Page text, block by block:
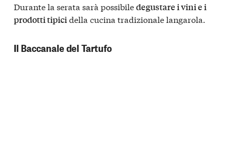
Durante la serata sarà possibiledegustare i vini e i
prodotti tipicidella cucina tradizionale langarola.
Il Baccanale del Tartufo